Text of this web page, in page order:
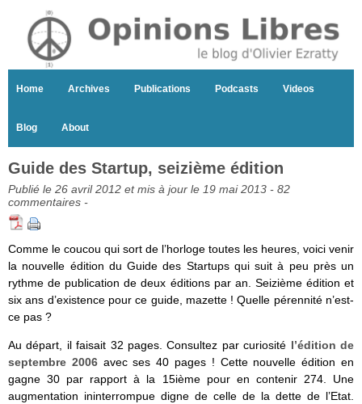
Home Archives Publications Podcasts Videos
Blog About
Guide des Startup, seizième édition
Publié le 26 avril 2012 et mis à jour le 19 mai 2013 - 82
commentaires -
Comme le coucou qui sort de l’horloge toutes les heures, voici venir
la nouvelle édition du Guide des Startups qui suit à peu près un
rythme de publication de deux éditions par an. Seizième édition et
six ans d’existence pour ce guide, mazette ! Quelle pérennité n’est-
ce pas ?
Au départ, il faisait 32 pages. Consultez par curiosité l’édition de
septembre 2006avec ses 40 pages ! Cette nouvelle édition en
gagne 30 par rapport à la 15ième pour en contenir 274. Une
augmentation ininterrompue digne de celle de la dette de l’Etat.